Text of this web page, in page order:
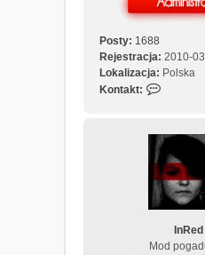
Posty: 1688
Rejestracja: 2010-
Lokalizacja: Polska
Kontakt:
n
a
k
s
InRed
Mod